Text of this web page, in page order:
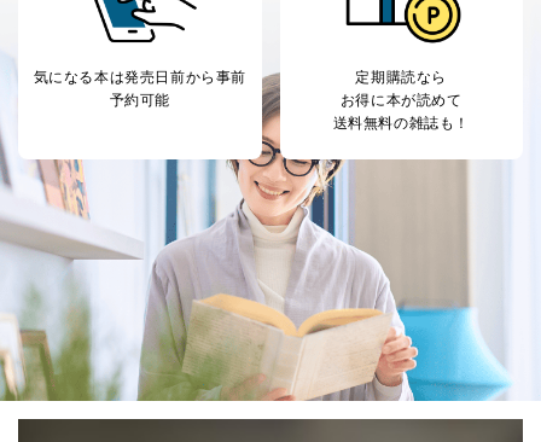
き。
上記２．の利用目的を実施するために守秘義務を結ん
託・提供する場合、その業務に必要な範囲で委託・提
供先企業に個人情報を開示することがあります。
委託・提供先企業は具体的には以下のような企業です
が、これらに限りません。
委託先：カスタマーサポート支援会社 、クレジッ
トカード決済などの決済代行・料金回収会社、広
告配信サービス会社
提供先：出版社、出版物発売元、卸売会社、販売
店など商品の供給者、梱包会社、配送会社、新聞
販売店などの梱包・配送・配達会社
４．開示対象個人情報の「開示」「訂正」等の請求につ
いて
当社は、本人から、開示対象個人情報について利用目的
の通知を求められた場合には、遅滞なくこれに応じま
気になる本は発売日前から事前
予約可能
定期購読なら
お得に本が読めて
送料無料の雑誌も！